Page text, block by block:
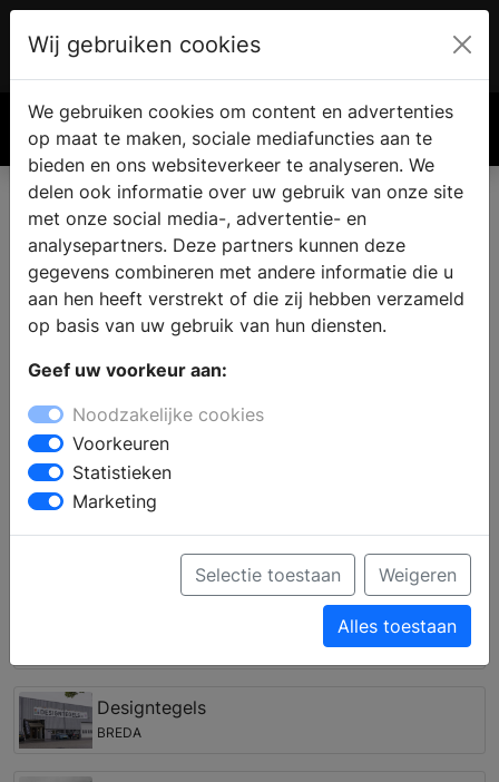
€ 0.00
Nieuwe keuken in Papendrecht
Woont u in Papendrecht en zoekt u een keukenzaak,
omdat u de keuken wilt renoveren of verbouwen?
Wanneer u zich oriënteert op een nieuwe keuken, dan
het samenstellen van uw droomkeuken. Zoekt u een
moderne, landelijke, design of houten keuken met
inbouwapparatuur: in de keukenwinkel kunt u kiezen uit
verschillende keukenstijlen en krijgt u deskundig advies
Keukenwinkels in de regio Papendrecht
Designtegels
BREDA
Wij gebruiken cookies
We gebruiken cookies om content en advertenties
op maat te maken, sociale mediafuncties aan te
bieden en ons websiteverkeer te analyseren. We
delen ook informatie over uw gebruik van onze site
met onze social media-, advertentie- en
analysepartners. Deze partners kunnen deze
gegevens combineren met andere informatie die u
aan hen heeft verstrekt of die zij hebben verzameld
op basis van uw gebruik van hun diensten.
Geef uw voorkeur aan:
Noodzakelijke cookies
Voorkeuren
Statistieken
Marketing
Selectie toestaan Weigeren
Alles toestaan